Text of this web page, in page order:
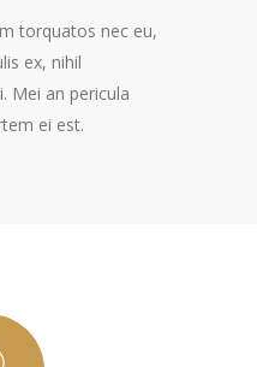
torquatos nec eu,
ex, nihil
Mei an pericula
ei est.